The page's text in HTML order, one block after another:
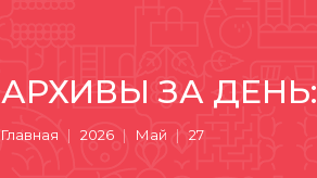
АРХИВЫ ЗА ДЕНЬ:
Главная 2026 Май 27